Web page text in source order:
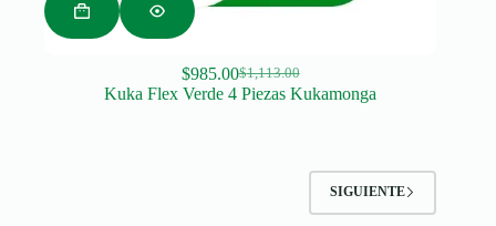
$1,113.00
Original
price
$985.00Current
price
Kuka Flex Verde 4 Piezas Kukamonga
SIGUIENTE